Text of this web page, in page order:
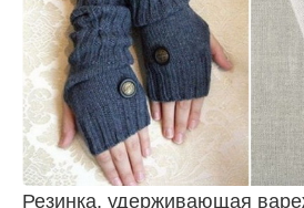
Резинка, удерживающая